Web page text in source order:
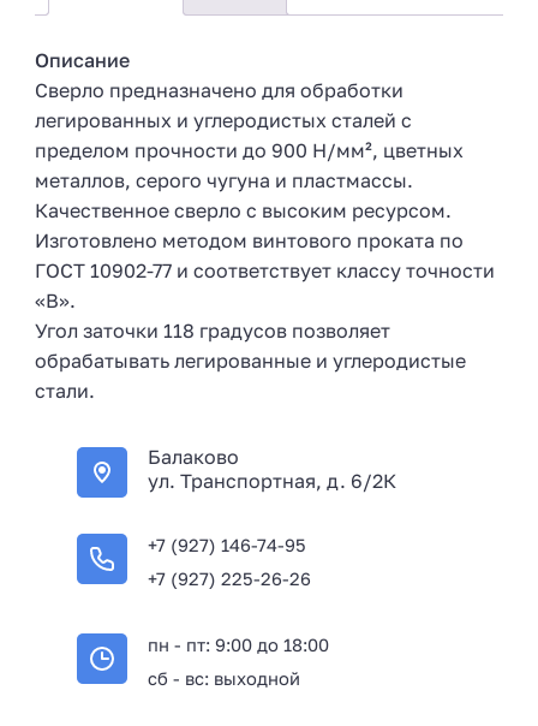
Описание
Сверло предназначено для обработки
легированных и углеродистых сталей с
пределом прочности до 900 Н/мм², цветных
металлов, серого чугуна и пластмассы.
Качественное сверло с высоким ресурсом.
Изготовлено методом винтового проката по
ГОСТ 10902-77 и соответствует классу точности
«В».
Угол заточки 118 градусов позволяет
обрабатывать легированные и углеродистые
стали.
Балаково
ул. Транспортная, д. 6/2К
+7 (927) 146-74-95
+7 (927) 225-26-26
пн - пт: 9:00 до 18:00
сб - вс: выходной